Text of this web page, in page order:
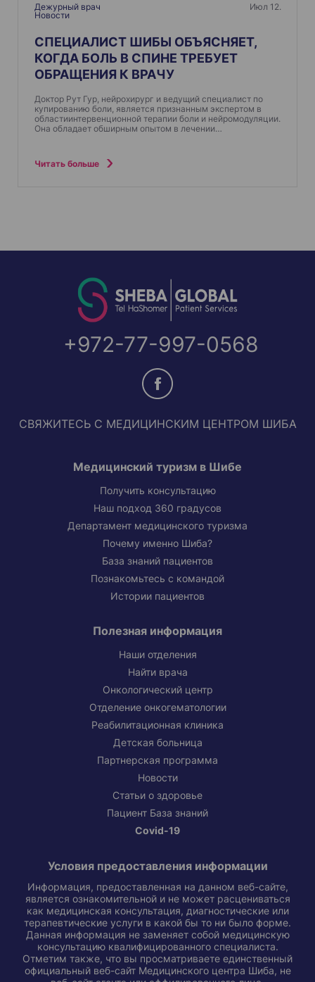
Дежурный врач
Новости
Июл 12.
СПЕЦИАЛИСТ ШИБЫ ОБЪЯСНЯЕТ,
КОГДА БОЛЬ В СПИНЕ ТРЕБУЕТ
ОБРАЩЕНИЯ К ВРАЧУ
Доктор Рут Гур, нейрохирург и ведущий специалист по
купированию боли, является признанным экспертом в
областиинтервенционной терапии боли и нейромодуляции.
Она обладает обширным опытом в лечении…
Читать больше
+972-77-997-0568
СВЯЖИТЕСЬ С МЕДИЦИНСКИМ ЦЕНТРОМ ШИБА
Медицинский туризм в Шибе
Получить консультацию
Наш подход 360 градусов
Департамент медицинского туризма
Почему именно Шиба?
База знаний пациентов
Познакомьтесь с командой
Истории пациентов
Полезная информация
Наши отделения
Найти врача
Онкологический центр
Отделение онкогематологии
Реабилитационная клиника
Детская больница
Партнерская программа
Новости
Статьи о здоровье
Пациент База знаний
Covid-19
Условия предоставления информации
Информация, предоставленная на данном веб-сайте,
является ознакомительной и не может расцениваться
как медицинская консультация, диагностические или
терапевтические услуги в какой бы то ни было форме.
Данная информация не заменяет собой медицинскую
консультацию квалифицированного специалиста.
Отметим также, что вы просматриваете единственный
официальный веб-сайт Медицинского центра Шиба, не